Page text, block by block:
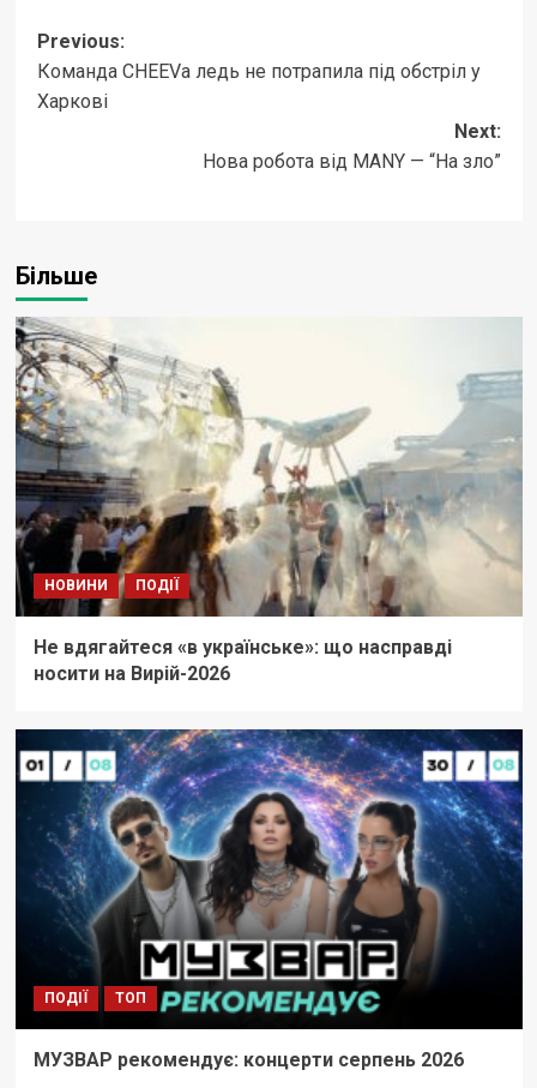
Post
navigation
Previous:
Команда CHEEVа ледь не потрапила під обстріл у
Харкові
Next:
Нова робота від MANY — “На зло”
Більше
НОВИНИ ПОДІЇ
Не вдягайтеся «в українське»: що насправді
носити на Вирій-2026
ПОДІЇ ТОП
МУЗВАР рекомендує: концерти серпень 2026